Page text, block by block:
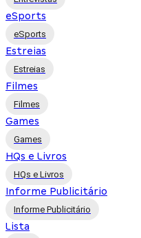
eSports
eSports
Estreias
Estreias
Filmes
Filmes
Games
Games
HQs e Livros
HQs e Livros
Informe Publicitário
Informe Publicitário
Lista